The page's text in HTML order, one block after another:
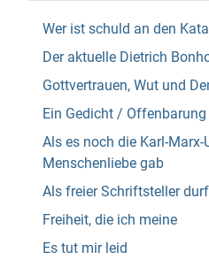
Wer ist schuld an den
Der aktuelle Dietrich
Gottvertrauen, Wut und
Ein Gedicht / Offenbarung
Als es noch die Karl-
Menschenliebe gab
Als freier Schriftsteller
Freiheit, die ich meine
Es tut mir leid